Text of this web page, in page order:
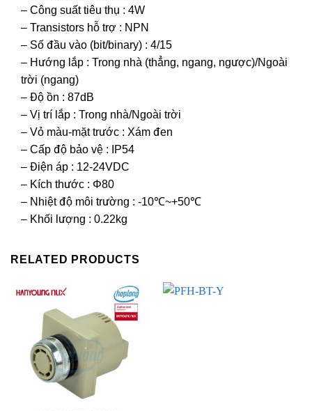
– Công suất tiêu thụ : 4W
– Transistors hỗ trợ : NPN
– Số đầu vào (bit/binary) : 4/15
– Hướng lắp : Trong nhà (thẳng, ngang, ngược)/Ngoài
trời (ngang)
– Độ ồn : 87dB
– Vị trí lắp : Trong nhà/Ngoài trời
– Vỏ màu-mặt trước : Xám đen
– Cấp độ bảo vệ : IP54
– Điện áp : 12-24VDC
– Kích thước : Φ80
– Nhiệt độ môi trường : -10℃~+50℃
– Khối lượng : 0.22kg
RELATED PRODUCTS